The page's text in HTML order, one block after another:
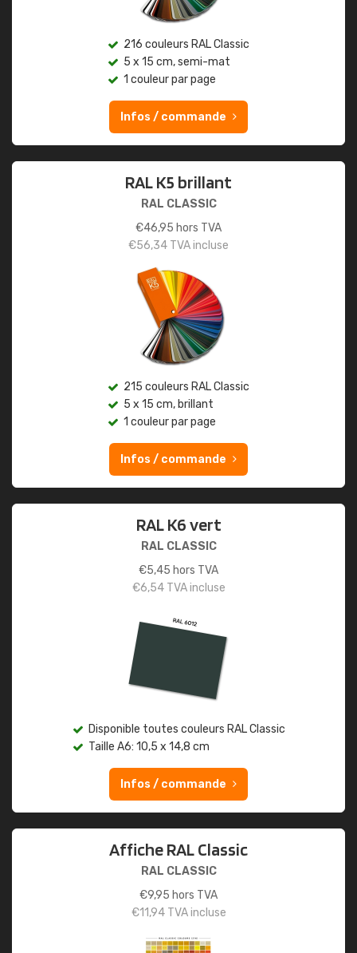
216 couleurs RAL Classic
5 x 15 cm, semi-mat
1 couleur par page
Infos / commande
RAL K5 brillant
RAL CLASSIC
€46,95 hors TVA
€56,34 TVA incluse
215 couleurs RAL Classic
5 x 15 cm, brillant
1 couleur par page
Infos / commande
RAL K6 vert
RAL CLASSIC
€5,45 hors TVA
€6,54TVA incluse
Disponible toutes couleurs RAL Classic
Taille A6: 10,5 x 14,8 cm
Infos / commande
Affiche RAL Classic
RAL CLASSIC
€9,95 hors TVA
€11,94TVA incluse